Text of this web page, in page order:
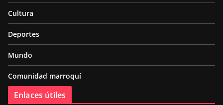
Cultura
Deportes
Mundo
Comunidad marroquí
Enlaces útiles